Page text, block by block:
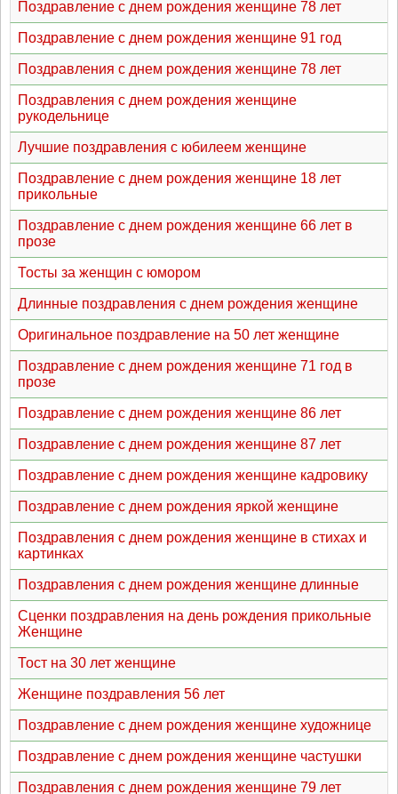
Поздравление с днем рождения женщине 78 лет
Поздравление с днем рождения женщине 91 год
Поздравления с днем рождения женщине 78 лет
Поздравления с днем рождения женщине
рукодельнице
Лучшие поздравления с юбилеем женщине
Поздравление с днем рождения женщине 18 лет
прикольные
Поздравление с днем рождения женщине 66 лет в
прозе
Тосты за женщин с юмором
Длинные поздравления с днем рождения женщине
Оригинальное поздравление на 50 лет женщине
Поздравление с днем рождения женщине 71 год в
прозе
Поздравление с днем рождения женщине 86 лет
Поздравление с днем рождения женщине 87 лет
Поздравление с днем рождения женщине кадровику
Поздравление с днем рождения яркой женщине
Поздравления с днем рождения женщине в стихах и
картинках
Поздравления с днем рождения женщине длинные
Сценки поздравления на день рождения прикольные
Женщине
Тост на 30 лет женщине
Женщине поздравления 56 лет
Поздравление с днем рождения женщине художнице
Поздравление с днем рождения женщине частушки
Поздравления с днем рождения женщине 79 лет